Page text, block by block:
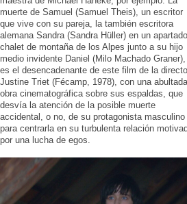
muerte de Samuel (Samuel Theis), un escritor
que vive con su pareja, la también escritora
alemana Sandra (Sandra Hüller) en un apartado
chalet de montaña de los Alpes junto a su hijo
medio invidente Daniel (Milo Machado Graner),
es el desencadenante de este film de la
Justine Triet (Fécamp, 1978), con una abultada
obra cinematográfica sobre sus espaldas, que
desvía la atención de la posible muerte
accidental, o no, de su protagonista masculino
para centrarla en su turbulenta relación
por una lucha de egos.